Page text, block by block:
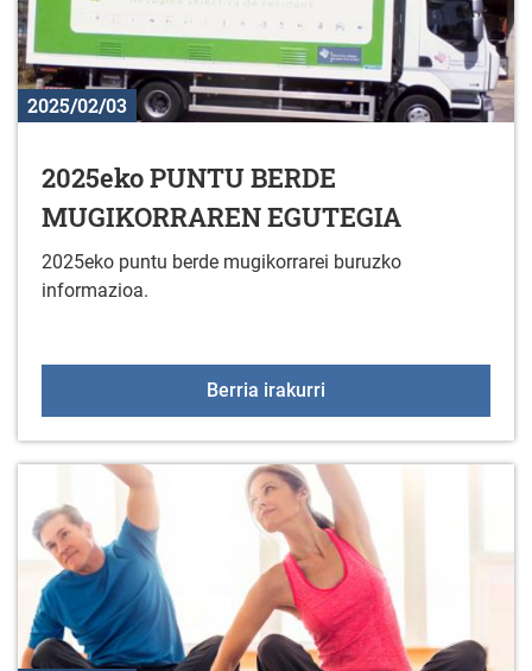
2025/02/03
2025eko PUNTU BERDE
MUGIKORRAREN EGUTEGIA
2025eko puntu berde mugikorrarei buruzko
informazioa.
Berria irakurri